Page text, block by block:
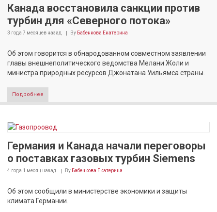
Канада восстановила санкции против
турбин для «Северного потока»
3 года 7 месяцев назад By Бабенкова Екатерина
Об этом говорится в обнародованном совместном заявлении
главы внешнеполитического ведомства Мелани Жоли и
министра природных ресурсов Джонатана Уильямса страны.
Подробнее
Германия и Канада начали переговоры
о поставках газовых турбин Siemens
4 года 1 месяц назад By Бабенкова Екатерина
Об этом сообщили в министерстве экономики и защиты
климата Германии.